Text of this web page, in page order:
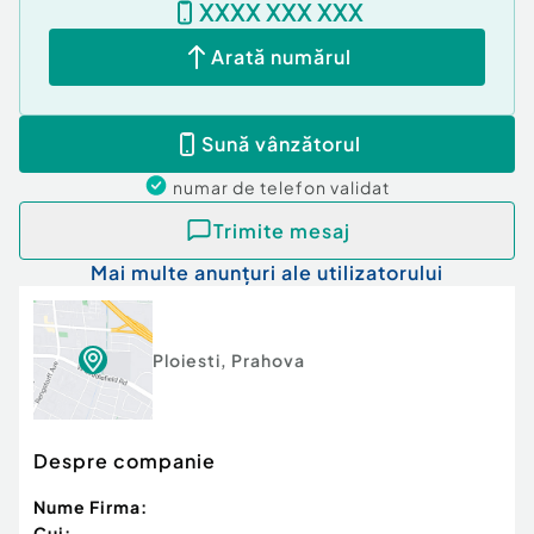
XXXX XXX XXX
Arată numărul
Sună vânzătorul
numar de telefon validat
Trimite mesaj
Mai multe anunțuri ale utilizatorului
Ploiesti, Prahova
Despre companie
Nume Firma: